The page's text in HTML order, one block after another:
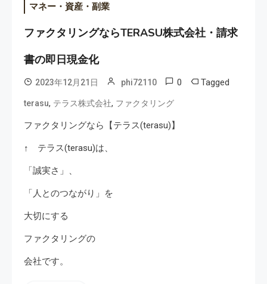
マネー・資産・副業
ファクタリングならTERASU株式会社・請求
書の即日現金化
2023年12月21日 phi72110 0 Tagged
terasu, テラス株式会社, ファクタリング
ファクタリングなら【テラス(terasu)】
↑ テラス(terasu)は、
「誠実さ」、
「人とのつながり」を
大切にする
ファクタリングの
会社です。